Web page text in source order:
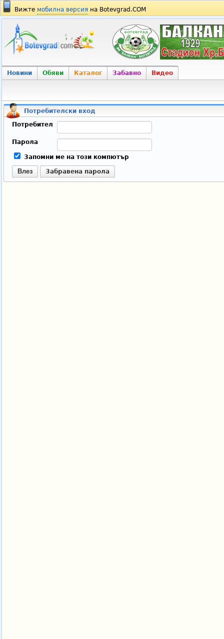
Вижте мобилна версия на Botevgrad.COM
Новини Обяви Каталог Забавно Видео
Потребителски вход
Потребител
Парола
Запомни ме на този компютър
Влез Забравена парола